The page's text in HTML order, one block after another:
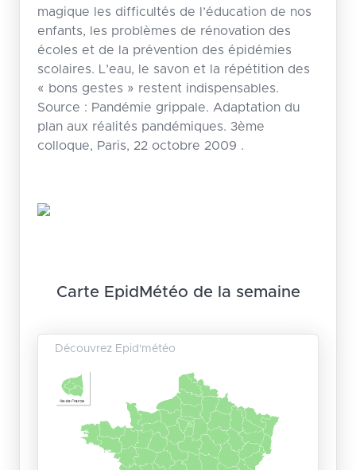
magique les difficultés de l’éducation de nos
enfants, les problèmes de rénovation des
écoles et de la prévention des épidémies
scolaires. L’eau, le savon et la répétition des
« bons gestes » restent indispensables.
Source : Pandémie grippale. Adaptation du
plan aux réalités pandémiques. 3ème
colloque, Paris, 22 octobre 2009 .
Carte EpidMétéo de la semaine
Découvrez Epid'météo